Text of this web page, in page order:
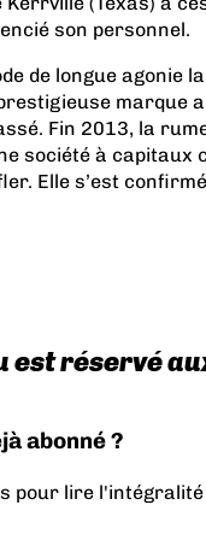
son personnel.
de longue agonie
marque
Fin 2013, la
société à capitaux
. Elle s’est
est réservé
abonné ?
pour lire